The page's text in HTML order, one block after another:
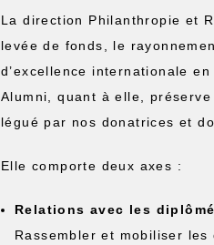
La direction Philanthropie et
levée de fonds, le
d’excellence internationale
Alumni, quant à elle,
légué par nos donatrices et
Elle comporte deux axes :
Relations avec les
Rassembler et mobiliser